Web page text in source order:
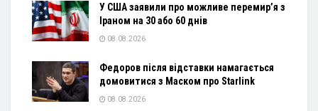
У США заявили про можливе перемир’я з
Іраном на 30 або 60 днів
08.08.2026
Федоров після відставки намагається
домовитися з Маском про Starlink
08.08.2026